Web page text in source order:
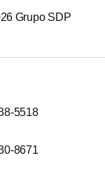
Grupo SDP
5518
8671